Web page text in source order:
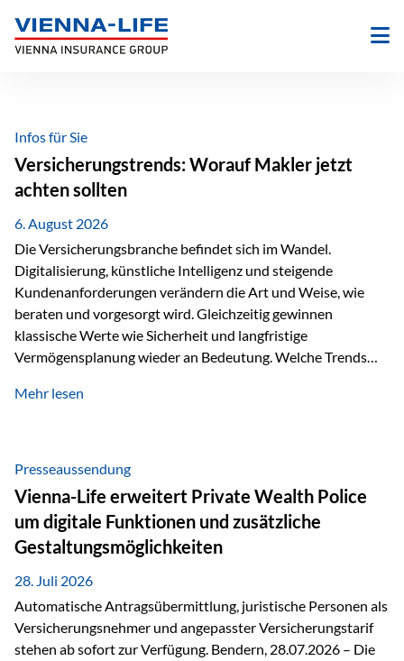
Inhalt
springen
Infos für Sie
Versicherungstrends: Worauf Makler jetzt
achten sollten
6. August 2026
Die Versicherungsbranche befindet sich im Wandel.
Digitalisierung, künstliche Intelligenz und steigende
Kundenanforderungen verändern die Art und Weise, wie
beraten und vorgesorgt wird. Gleichzeitig gewinnen
klassische Werte wie Sicherheit und langfristige
Vermögensplanung wieder an Bedeutung. Welche Trends
Blick behalten? Digitalisierung und KI verändern die
administrative Aufgaben, beschleunigen Abläufe und
schaffen mehr Zeit für das Wesentliche: die persönliche
Beratung. Gerade deshalb wird die individuelle Betreuung
zum entscheidenden Erfolgsfaktor. Technologie kann
unterstützen, Vertrauen entsteht jedoch weiterhin im
persönlichen Gespräch. Bei der Vienna-Life reagieren…
Mehr lesen
Presseaussendung
Vienna-Life erweitert Private Wealth Police
um digitale Funktionen und zusätzliche
Gestaltungsmöglichkeiten
28. Juli 2026
Automatische Antragsübermittlung, juristische Personen als
Versicherungsnehmer und angepasster Versicherungstarif
stehen ab sofort zur Verfügung. Bendern, 28.07.2026 – Die